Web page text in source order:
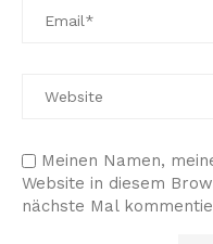
Meinen Namen,
Website in diesem
nächste Mal